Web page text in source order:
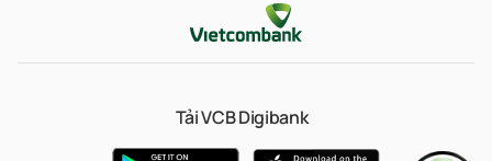
Tải VCB Digibank